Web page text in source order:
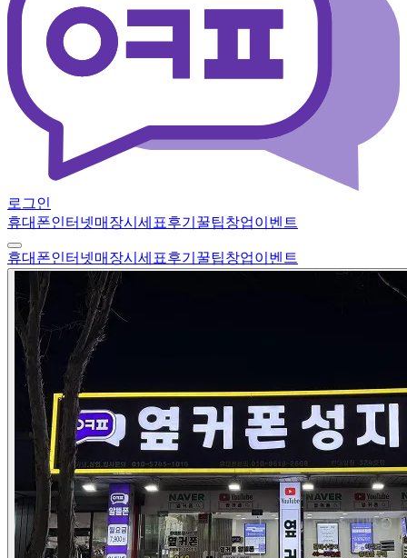
로그인
휴대폰인터넷매장시세표후기 꿀팁창업이벤트
휴대폰인터넷매장시세표후기 꿀팁창업이벤트